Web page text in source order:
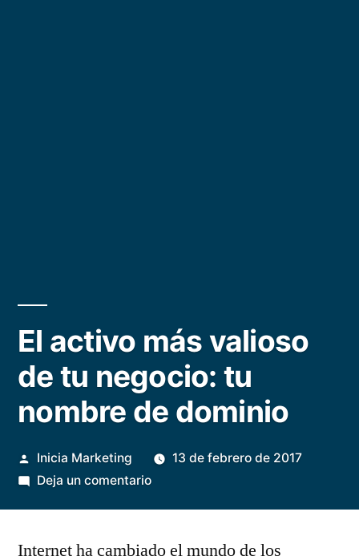
El activo más valioso
de tu negocio: tu
nombre de dominio
Publicado
por
Inicia Marketing
13 de febrero de 2017
Deja un comentarioen
más
Internet ha cambiado el mundo de los